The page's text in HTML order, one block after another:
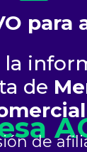
para
la
de
de